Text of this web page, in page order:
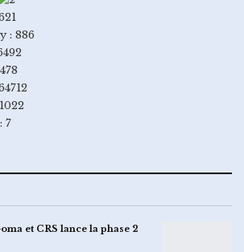
: 886
7
et CRS lance la phase 2